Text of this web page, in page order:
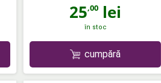
25,00 lei
în stoc
cumpără